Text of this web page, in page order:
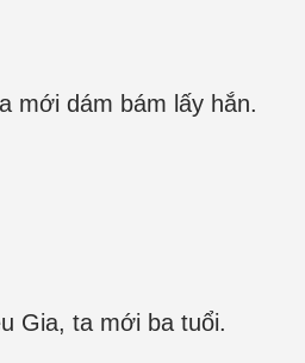
mới dám bám lấy hắn.
Gia, ta mới ba tuổi.